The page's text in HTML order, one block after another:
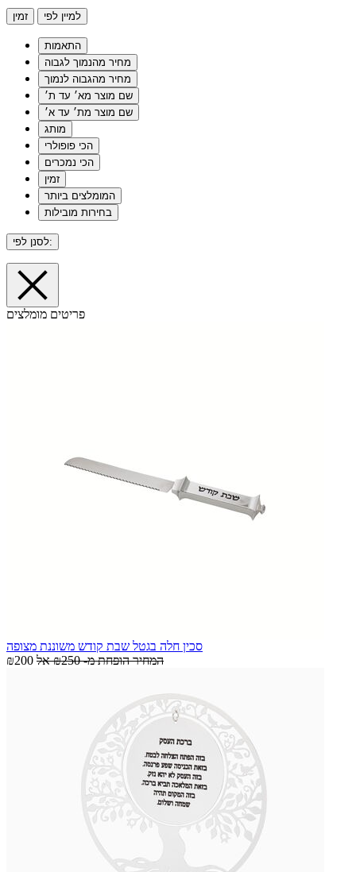
זמין למיין לפי
התאמות
מחיר מהנמוך לגבוה
מחיר מהגבוה לנמוך
שם מוצר מא׳ עד ת׳
שם מוצר מת׳ עד א׳
מותג
הכי פופולרי
הכי נמכרים
זמין
המומלצים ביותר
בחירות מובילות
לסנן לפי:
פריטים מומלצים
סכין חלה בגטל שבת קודש משוננת מצופה
₪200
המחיר הופחת מ-₪250 אל